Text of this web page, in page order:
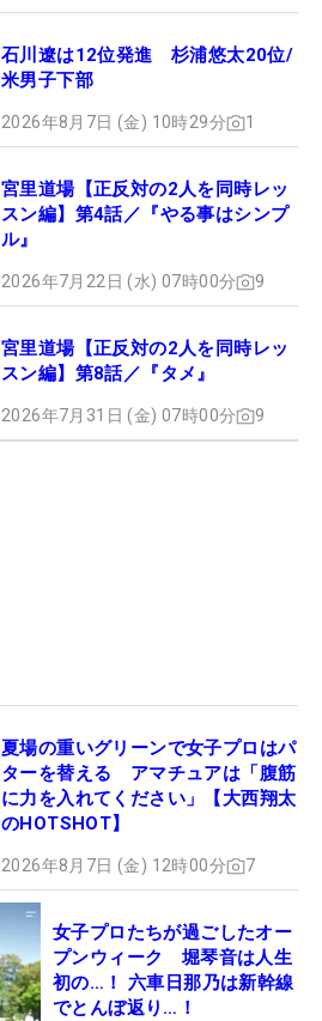
石川遼は12位発進 杉浦悠太20位/
米男子下部
2026年8月7日 (金) 10時29分 1
宮里道場【正反対の2人を同時レッ
スン編】第4話／『やる事はシンプ
ル』
2026年7月22日 (水) 07時00分 9
宮里道場【正反対の2人を同時レッ
スン編】第8話／『タメ』
2026年7月31日 (金) 07時00分 9
夏場の重いグリーンで女子プロはパ
ターを替える アマチュアは「腹筋
に力を入れてください」【大西翔太
のHOTSHOT】
2026年8月7日 (金) 12時00分 7
女子プロたちが過ごしたオー
プンウィーク 堀琴音は人生
初の…！ 六車日那乃は新幹線
でとんぼ返り…！